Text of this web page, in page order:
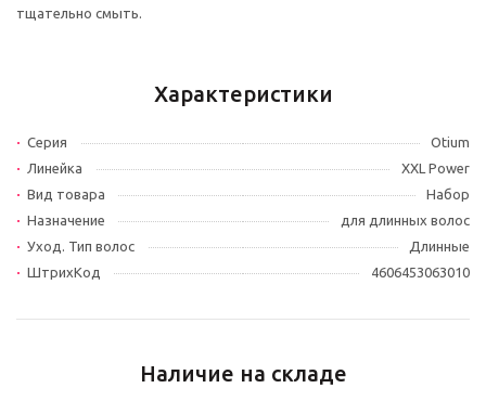
тщательно смыть.
Характеристики
Серия
Otium
Линейка
XXL Power
Вид товара
Набор
Назначение
для длинных волос
Уход. Тип волос
Длинные
ШтрихКод
4606453063010
Наличие на складе